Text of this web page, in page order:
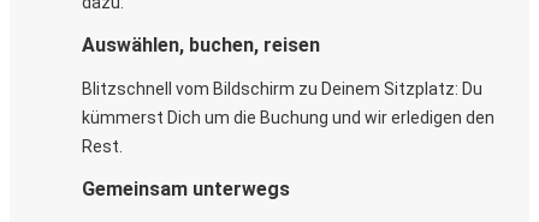
Auswählen, buchen, reisen
Blitzschnell vom Bildschirm zu Deinem Sitzplatz: Du
kümmerst Dich um die Buchung und wir erledigen den
Rest.
Gemeinsam unterwegs